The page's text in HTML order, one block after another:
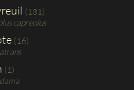
(131)
capreolus
(16)
(1)